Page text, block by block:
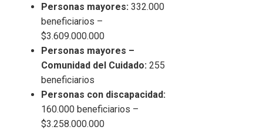
Personas mayores:332.000
beneficiarios –
$3.609.000.000
Personas mayores –
Comunidad del Cuidado:255
beneficiarios
Personas con discapacidad:
160.000 beneficiarios –
$3.258.000.000